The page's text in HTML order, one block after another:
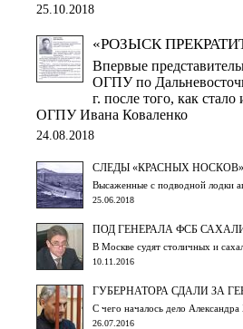
25.10.2018
«РОЗЫСК
Впервые
ОГПУ по
г. после того, как
ОГПУ Ивана Коваленко
24.08.2018
СЛЕДЫ «КРАСНЫХ
Высаженные с подводной лодки
25.06.2018
ПОД ГЕНЕРАЛА ФСБ
В Москве судят столичных и
10.11.2016
ГУБЕРНАТОРА СДАЛИ ЗА
С чего началось дело
26.07.2016